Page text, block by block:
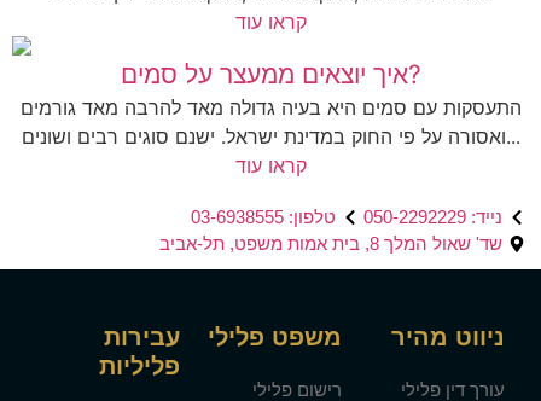
קראו עוד
איך יוצאים ממעצר על סמים?
התעסקות עם סמים היא בעיה גדולה מאד להרבה מאד גורמים
ואסורה על פי החוק במדינת ישראל. ישנם סוגים רבים ושונים...
קראו עוד
נייד: 050-2292229
טלפון: 03-6938555
שד' שאול המלך 8, בית אמות משפט, תל-אביב
ניווט מהיר
עורך דין פלילי
משפט פלילי
רישום פלילי
עבירות
פליליות